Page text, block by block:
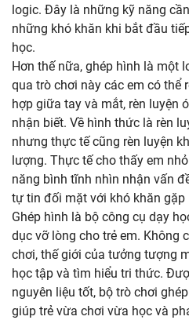
logic. Đây là những kỹ năng
những khó khăn khi bắt đầu
học.
Hơn thế nữa, ghép hình là một
qua trò chơi này các em có thể
hợp giữa tay và mắt, rèn luyện
nhận biết. Về hình thức là rèn
nhưng thực tế cũng rèn luyện
lượng. Thực tế cho thấy em
năng bình tĩnh nhìn nhận vấn
tự tin đối mặt với khó khăn gặp
Ghép hình là bộ công cụ dạy
dục vỡ lòng cho trẻ em. Không
chơi, thế giới của tưởng tượng
học tập và tìm hiểu tri thức.
nguyên liệu tốt, bộ trò chơi
giúp trẻ vừa chơi vừa học và